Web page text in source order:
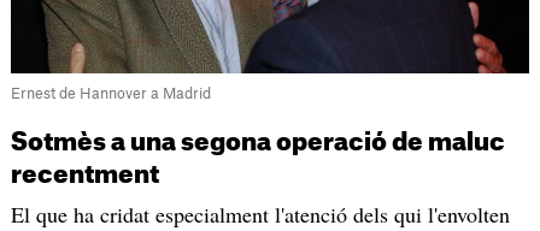
Ernest de Hannover a Madrid
Sotmès a una segona operació de maluc
recentment
El que ha cridat especialment l'atenció dels qui l'envolten